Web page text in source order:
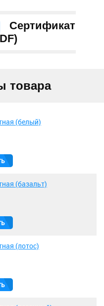
Сертификат
)
товара
(белый)
(базальт)
(лотос)